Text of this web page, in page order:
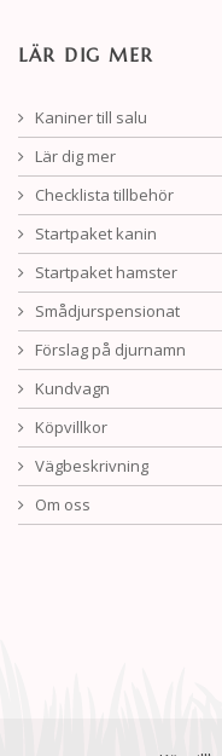
LÄR DIG MER
Kaniner till salu
Lär dig mer
Checklista tillbehör
Startpaket kanin
Startpaket hamster
Smådjurspensionat
Förslag på djurnamn
Kundvagn
Köpvillkor
Vägbeskrivning
Om oss